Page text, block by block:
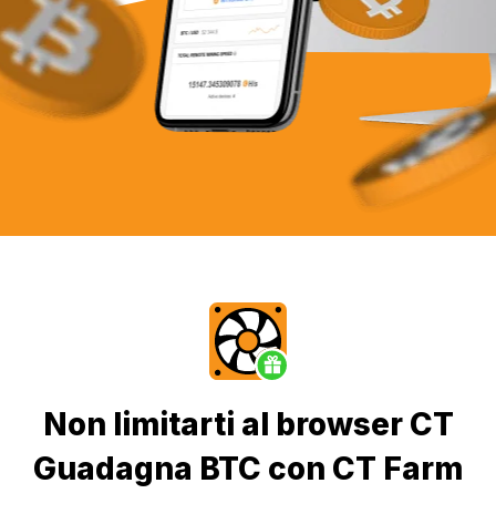
Non limitarti al browser CT
Guadagna BTC con CT Farm